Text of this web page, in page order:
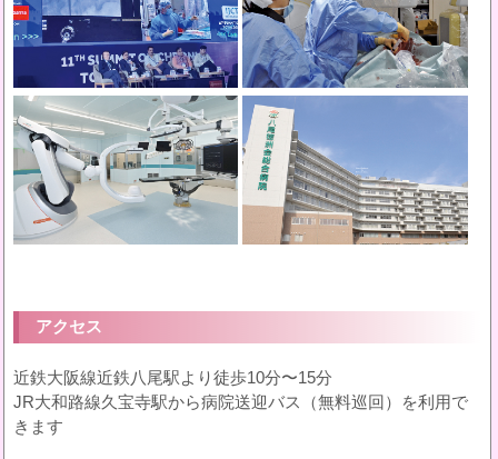
アクセス
近鉄大阪線近鉄八尾駅より徒歩10分〜15分
JR大和路線久宝寺駅から病院送迎バス（無料巡回）を利用で
きます